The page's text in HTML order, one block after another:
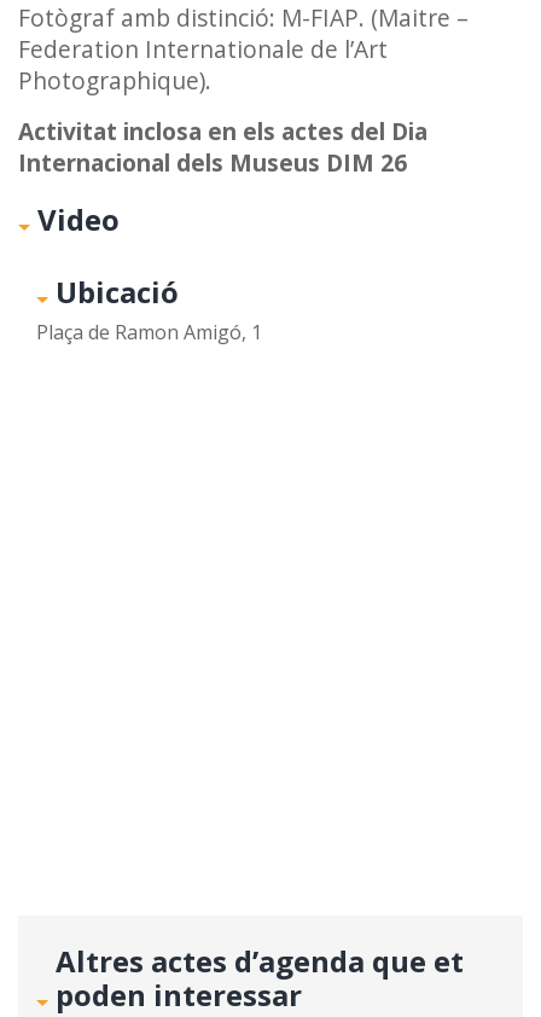
Fotògraf amb distinció: M-FIAP. (Maitre –
Federation Internationale de l’Art
Photographique).
Activitat inclosa en els actes del Dia
Internacional dels Museus DIM 26
Video
Ubicació
Plaça de Ramon Amigó, 1
Altres actes d’agenda que et
poden interessar